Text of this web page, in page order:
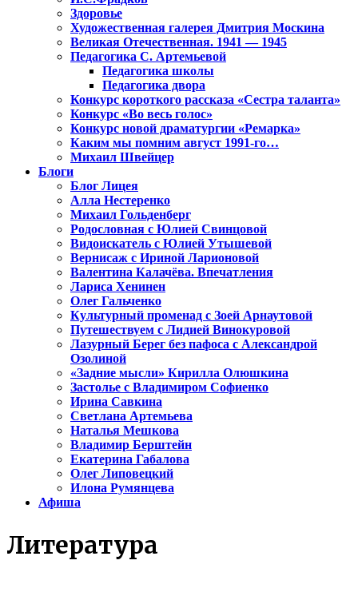
Здоровье
Художественная галерея Дмитрия Москина
Великая Отечественная. 1941 — 1945
Педагогика С. Артемьевой
Педагогика школы
Педагогика двора
Конкурс короткого рассказа «Сестра таланта»
Конкурс «Во весь голос»
Конкурс новой драматургии «Ремарка»
Каким мы помним август 1991-го…
Михаил Швейцер
Блоги
Блог Лицея
Алла Нестеренко
Михаил Гольденберг
Родословная с Юлией Свинцовой
Видоискатель с Юлией Утышевой
Вернисаж с Ириной Ларионовой
Валентина Калачёва. Впечатления
Лариса Хенинен
Олег Гальченко
Культурный променад с Зоей Арнаутовой
Путешествуем с Лидией Винокуровой
Лазурный Берег без пафоса с Александрой
Озолиной
«Задние мысли» Кирилла Олюшкина
Застолье с Владимиром Софиенко
Ирина Савкина
Светлана Артемьева
Наталья Мешкова
Владимир Берштейн
Екатерина Габалова
Олег Липовецкий
Илона Румянцева
Афиша
Литература